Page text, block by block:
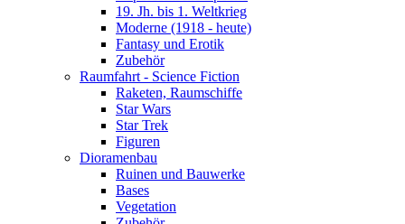
19. Jh. bis 1. Weltkrieg
Moderne (1918 - heute)
Fantasy und Erotik
Zubehör
Raumfahrt - Science Fiction
Raketen, Raumschiffe
Star Wars
Star Trek
Figuren
Dioramenbau
Ruinen und Bauwerke
Bases
Vegetation